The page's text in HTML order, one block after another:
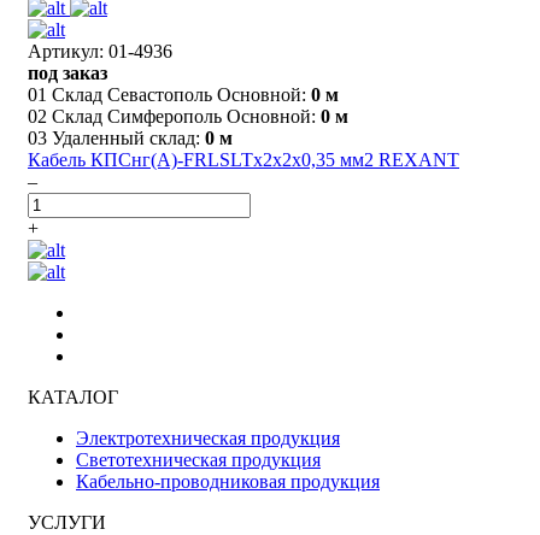
Артикул: 01-4936
под заказ
01 Склад Севастополь Основной: 0 м
02 Склад Симферополь Основной: 0 м
03 Удаленный склад: 0 м
Кабель КПСнг(А)-FRLSLTx2x2x0,35 мм2 REXANT
–
+
КАТАЛОГ
Электротехническая продукция
Светотехническая продукция
Кабельно-проводниковая продукция
УСЛУГИ